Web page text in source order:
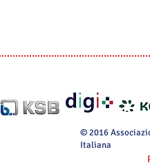
© 2016
Italiana